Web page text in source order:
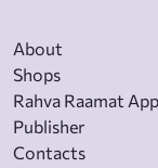
About
Shops
Rahva Raamat App
Publisher
Contacts